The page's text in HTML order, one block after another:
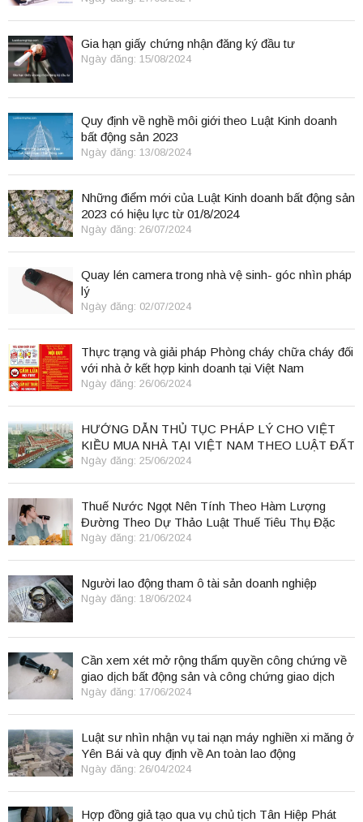
Gia hạn giấy chứng nhận đăng ký đầu tư
Ngày đăng: 15/08/2024
Quy định về nghề môi giới theo Luật Kinh doanh
bất động sản 2023
Ngày đăng: 13/08/2024
Những điểm mới của Luật Kinh doanh bất động sản
2023 có hiệu lực từ 01/8/2024
Ngày đăng: 26/07/2024
Quay lén camera trong nhà vệ sinh- góc nhìn pháp
lý
Ngày đăng: 02/07/2024
Thực trạng và giải pháp Phòng cháy chữa cháy đối
với nhà ở kết hợp kinh doanh tại Việt Nam
Ngày đăng: 26/06/2024
HƯỚNG DẪN THỦ TỤC PHÁP LÝ CHO VIỆT
KIỀU MUA NHÀ TẠI VIỆT NAM THEO LUẬT ĐẤT
ĐAI 2024
Ngày đăng: 25/06/2024
Thuế Nước Ngọt Nên Tính Theo Hàm Lượng
Đường Theo Dự Thảo Luật Thuế Tiêu Thụ Đặc
Biệt
Ngày đăng: 21/06/2024
Người lao động tham ô tài sản doanh nghiệp
Ngày đăng: 18/06/2024
Cần xem xét mở rộng thẩm quyền công chứng về
giao dịch bất động sản và công chứng giao dịch
điện tử.
Ngày đăng: 17/06/2024
Luật sư nhìn nhận vụ tai nạn máy nghiền xi măng ở
Yên Bái và quy định về An toàn lao động
Ngày đăng: 26/04/2024
Hợp đồng giả tạo qua vụ chủ tịch Tân Hiệp Phát